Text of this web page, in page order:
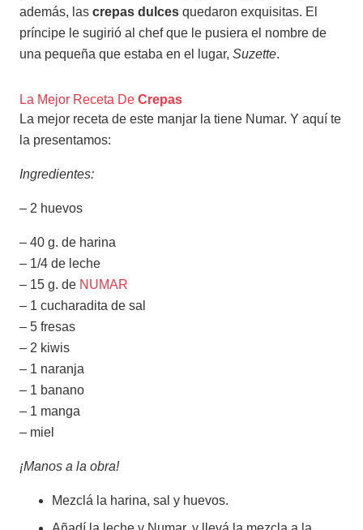
además, las crepas dulces quedaron exquisitas. El
príncipe le sugirió al chef que le pusiera el nombre de
una pequeña que estaba en el lugar, Suzette.
La Mejor Receta De Crepas
La mejor receta de este manjar la tiene Numar. Y aquí te
la presentamos:
Ingredientes:
– 2 huevos
– 40 g. de harina
– 1/4 de leche
– 15 g. de NUMAR
– 1 cucharadita de sal
– 5 fresas
– 2 kiwis
– 1 naranja
– 1 banano
– 1 manga
– miel
¡Manos a la obra!
Mezclá la harina, sal y huevos.